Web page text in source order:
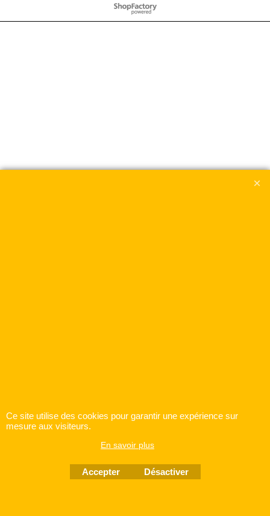
Boutique en ligne créés
avec le logiciel
Ce site utilise des cookies pour garantir une expérience sur
mesure aux visiteurs.
En savoir plus
Accepter Désactiver